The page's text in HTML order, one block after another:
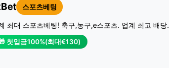
스포츠베팅
최대 스포츠베팅! 축구,농구,e스포츠. 업계 최고 배당.
첫입금100%(최대€130)